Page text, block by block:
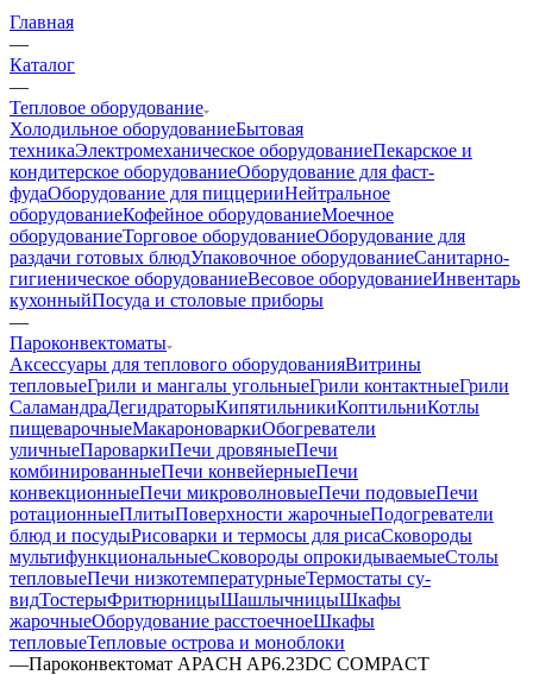
Главная
—
Каталог
—
Тепловое оборудование
Холодильное оборудованиеБытовая
техникаЭлектромеханическое оборудованиеПекарское и
кондитерское оборудованиеОборудование для фаст-
фудаОборудование для пиццерииНейтральное
оборудованиеКофейное оборудованиеМоечное
оборудованиеТорговое оборудованиеОборудование для
раздачи готовых блюдУпаковочное оборудованиеСанитарно-
гигиеническое оборудованиеВесовое оборудованиеИнвентарь
кухонныйПосуда и столовые приборы
—
Пароконвектоматы
Аксессуары для теплового оборудованияВитрины
тепловыеГрили и мангалы угольныеГрили контактныеГрили
СаламандраДегидраторыКипятильникиКоптильниКотлы
пищеварочныеМакароноваркиОбогреватели
уличныеПароваркиПечи дровяныеПечи
комбинированныеПечи конвейерныеПечи
конвекционныеПечи микроволновыеПечи подовыеПечи
ротационныеПлитыПоверхности жарочныеПодогреватели
блюд и посудыРисоварки и термосы для рисаСковороды
мультифункциональныеСковороды опрокидываемыеСтолы
тепловыеПечи низкотемпературныеТермостаты су-
видТостерыФритюрницыШашлычницыШкафы
жарочныеОборудование расстоечноеШкафы
тепловыеТепловые острова и моноблоки
—Пароконвектомат APACH AP6.23DC COMPACT